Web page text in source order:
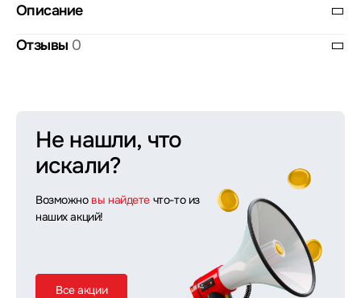
Описание
Отзывы 0
Не нашли, что
искали?
Возможно вы найдете что-то из
наших акций!
Все акции